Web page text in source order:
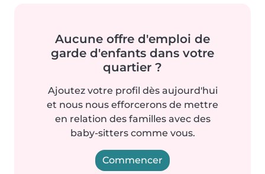
Aucune offre d'emploi de
garde d'enfants dans votre
quartier ?
Ajoutez votre profil dès aujourd'hui
et nous nous efforcerons de mettre
en relation des familles avec des
baby-sitters comme vous.
Commencer